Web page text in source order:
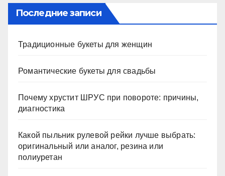
Последние записи
Традиционные букеты для женщин
Романтические букеты для свадьбы
Почему хрустит ШРУС при повороте: причины,
диагностика
Какой пыльник рулевой рейки лучше выбрать:
оригинальный или аналог, резина или
полиуретан